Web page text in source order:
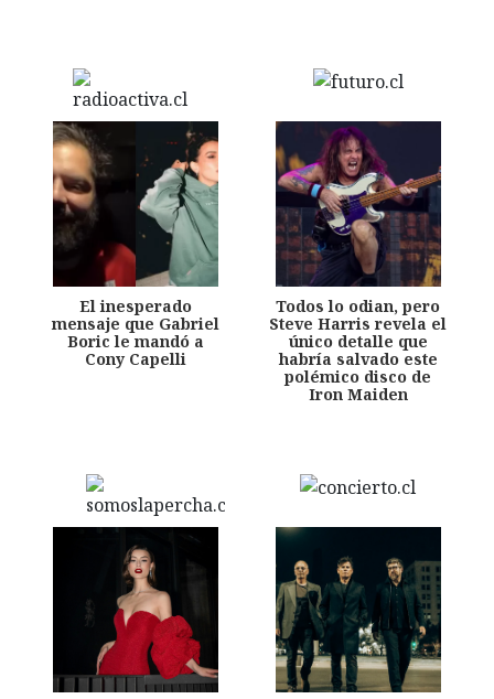
El inesperado
mensaje que Gabriel
Boric le mandó a
Cony Capelli
Todos lo odian, pero
Steve Harris revela el
único detalle que
habría salvado este
polémico disco de
Iron Maiden